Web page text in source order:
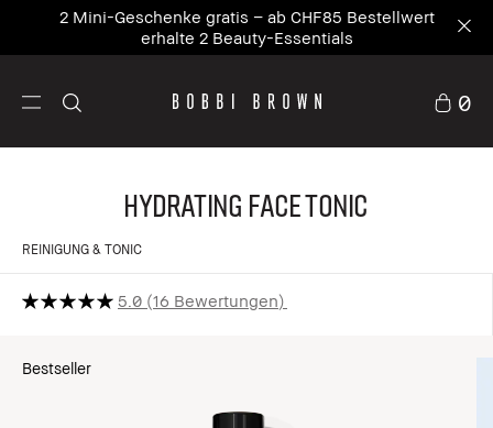
2 Mini-Geschenke gratis – ab CHF85 Bestellwert
erhalte 2 Beauty-Essentials
0
Hydrating Face Tonic
REINIGUNG & TONIC
5.0 16 Bewertungen
Bestseller